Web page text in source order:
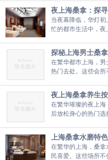
夜上海桑拿：探
当夜幕降临，华灯
忙的都市生活中，夜
探秘上海男士桑
在繁华都市上海，
热门去处。这些会所
夜上海桑拿养生
在繁华璀璨的夜上
后放松身心的热门选
上海桑拿水磨特
在繁华的上海，桑
民喜爱。这些场所不